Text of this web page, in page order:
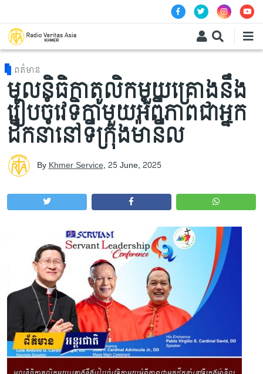
ពត៌មាន
មូលនិធិ​កាតូលិកមួយគ្រោងនឹង
រៀបចំវេទិកាមួយអំពីភាព​ជា​អ្នក​
ដឹកនាំ​នៅ​ទីក្រុង​ម៉ានីល
ByKhmer Service, 25 June, 2025